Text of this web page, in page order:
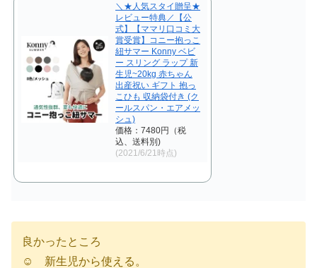
＼★人気スタイ贈呈★
レビュー特典／【公
式】【ママリ口コミ大
賞受賞】コニー抱っこ
紐サマー Konny ベビ
ー スリング ラップ 新
生児~20kg 赤ちゃん
出産祝い ギフト 抱っ
こひも 収納袋付き (ク
ールスパン・エアメッ
シュ)
価格：7480円（税
込、送料別)
(2021/6/21時点)
良かったところ
☺︎ 新生児から使える。